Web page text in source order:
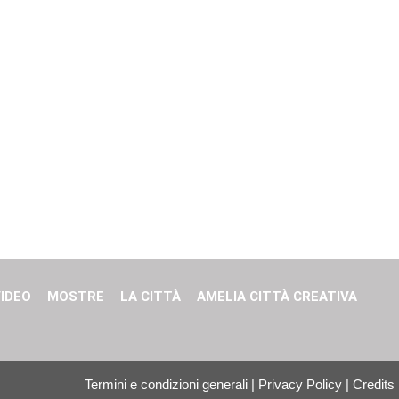
MOSTRE LA CITTÀ
AMELIA CITTÀ CREATIVA
Termini e condizioni generali | Privacy Policy | Credits